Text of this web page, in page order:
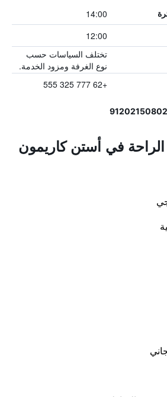
14:00
12:00
تختلف السياسات حسب
نوع الغرفة ومزود الخدمة.
+62 777 325 555
الراحة في أستن كاريمون